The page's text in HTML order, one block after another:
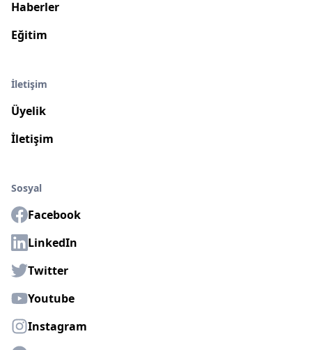
Haberler
Eğitim
İletişim
Üyelik
İletişim
Sosyal
Facebook
LinkedIn
Twitter
Youtube
Instagram